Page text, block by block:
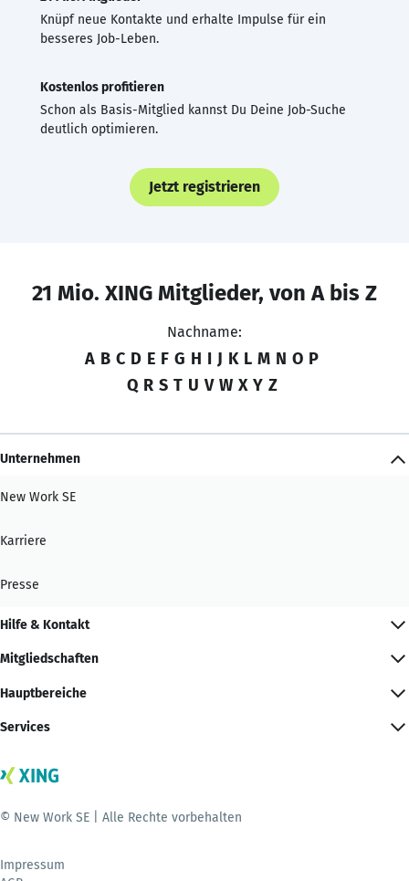
Knüpf neue Kontakte und erhalte Impulse für ein
besseres Job-Leben.
Kostenlos profitieren
Schon als Basis-Mitglied kannst Du Deine Job-Suche
deutlich optimieren.
Jetzt registrieren
21 Mio. XING Mitglieder, von A bis Z
Nachname:
A B C D E F G H I J K L M N O P
Q R S T U V W X Y Z
Unternehmen
New Work SE
Karriere
Presse
Hilfe & Kontakt
Mitgliedschaften
Hauptbereiche
Services
© New Work SE | Alle Rechte vorbehalten
Impressum